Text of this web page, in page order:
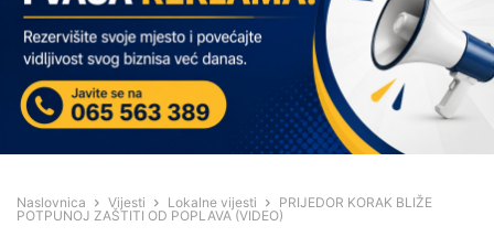
Naslovnica Vijesti Lokalne vijesti
PRIJEDOR KORAK BLIŽE
POTPUNOJ ZAŠTITI OD POPLAVA (VIDEO)